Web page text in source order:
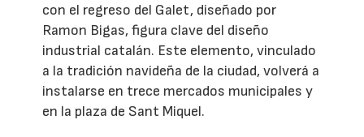
con el regreso del Galet, diseñado por
Ramon Bigas, figura clave del diseño
industrial catalán. Este elemento, vinculado
a la tradición navideña de la ciudad, volverá a
instalarse en trece mercados municipales y
en la plaza de Sant Miquel.